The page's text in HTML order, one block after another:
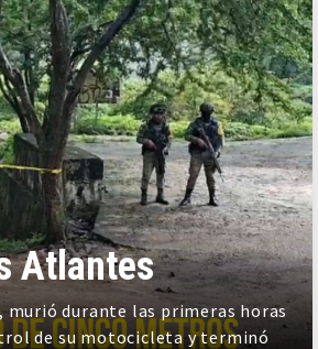
Atlantes
murió durante las primeras horas
de su motocicleta y terminó